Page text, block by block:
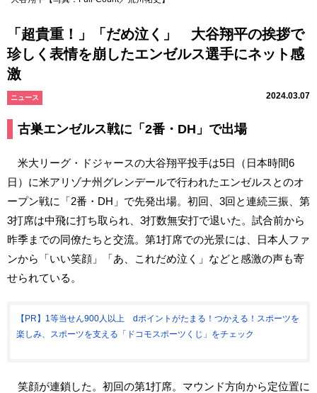
「超貴重！」「だめ泣く」 大谷翔平の挨拶で
珍しく表情を崩したエンゼルス選手にネット感
激
ニュース 2024.03.07
古巣エンゼルス戦に「2番・DH」で出場
米大リーグ・ドジャースの大谷翔平投手は5日（日本時間6
日）に米アリゾナ州グレンデールで行われたエンゼルスとのオ
ープン戦に「2番・DH」で先発出場。初回、3回と連続三振、第
3打席は中飛に打ち取られ、3打数無安打で退いた。試合前から
昨季までの同僚たちと交流。第1打席での光景には、日本人ファ
ンから「いい笑顔」「あ、これだめ泣く」などと感激の声も寄
せられている。
【PR】1等当せん900人以上 dポイントがたまる！つかえる！スポーツを
楽しみ、スポーツを支える「ドコモスポーツくじ」をチェック
笑顔が連鎖した。初回の第1打席。マウンド方向から定位置に